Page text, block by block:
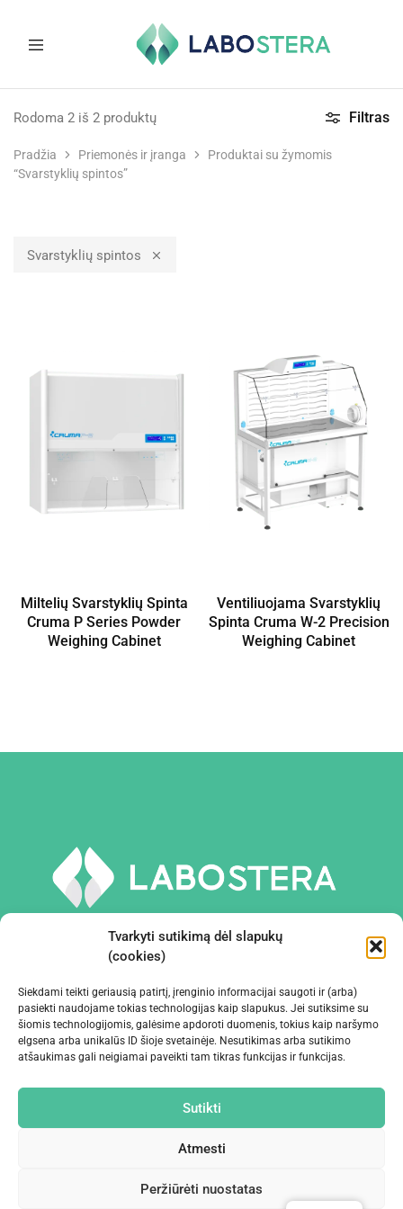
Tvarkyti sutikimą dėl slapukų
(cookies)
Siekdami teikti geriausią patirtį, įrenginio informacijai saugoti ir (arba)
pasiekti naudojame tokias technologijas kaip slapukus. Jei sutiksime su
šiomis technologijomis, galėsime apdoroti duomenis, tokius kaip naršymo
elgsena arba unikalūs ID šioje svetainėje. Nesutikimas arba sutikimo
atšaukimas gali neigiamai paveikti tam tikras funkcijas ir funkcijas.
Sutikti
Atmesti
Peržiūrėti nuostatas
ir
medicininė
Pradžia Priemonės ir įranga
Produktai su žymomis
“Svarstyklių spintos”
Filtras
Rodoma 2 iš 2 produktų
Svarstyklių spintos
Miltelių Svarstyklių Spinta
Cruma P Series Powder
Weighing Cabinet
Ventiliuojama Svarstyklių
Spinta Cruma W-2 Precision
Weighing Cabinet
PRIEMONĖS IR ĮRANGA
ĮMONĖ